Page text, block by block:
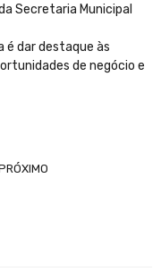
Secretaria Municipal
é dar destaque às
de negócio e